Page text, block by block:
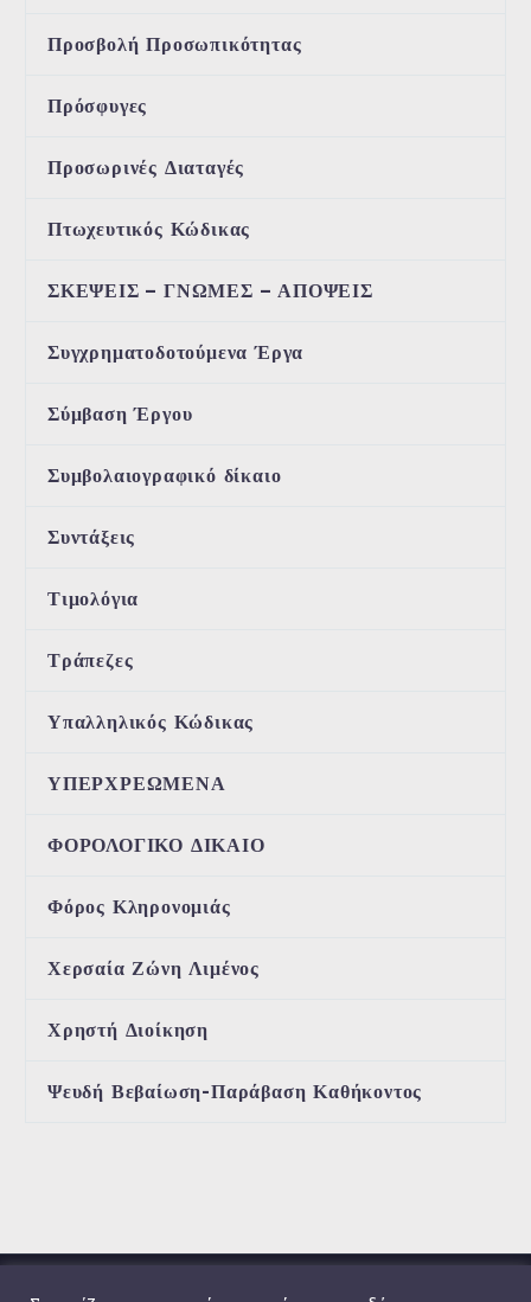
Προσβολή Προσωπικότητας
Πρόσφυγες
Προσωρινές Διαταγές
Πτωχευτικός Κώδικας
ΣΚΕΨΕΙΣ – ΓΝΩΜΕΣ – ΑΠΟΨΕΙΣ
Συγχρηματοδοτούμενα Έργα
Σύμβαση Έργου
Συμβολαιογραφικό δίκαιο
Συντάξεις
Τιμολόγια
Τράπεζες
Υπαλληλικός Κώδικας
ΥΠΕΡΧΡΕΩΜΕΝΑ
ΦΟΡΟΛΟΓΙΚΟ ΔΙΚΑΙΟ
Φόρος Κληρονομιάς
Χερσαία Ζώνη Λιμένος
Χρηστή Διοίκηση
Ψευδή Βεβαίωση-Παράβαση Καθήκοντος